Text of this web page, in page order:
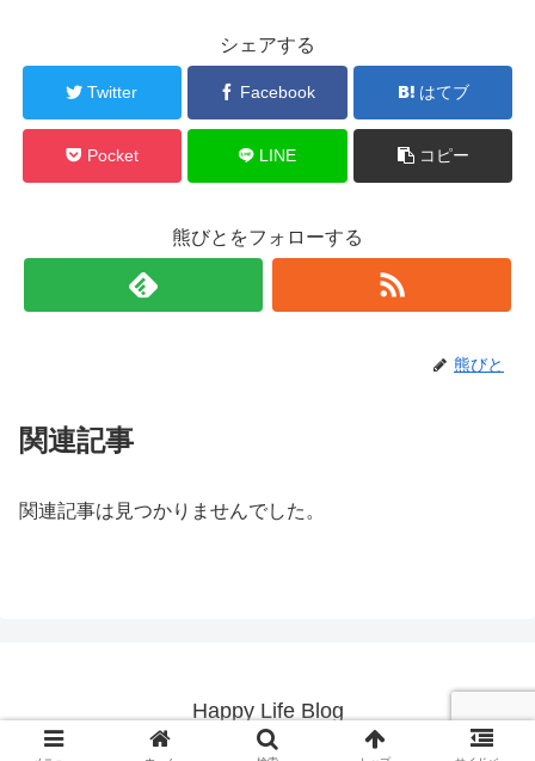
シェアする
Twitter Facebook はてブ
Pocket LINE コピー
熊びとをフォローする
熊びと
関連記事
関連記事は見つかりませんでした。
Happy Life Blog
© 2019 Happy Life Blog.